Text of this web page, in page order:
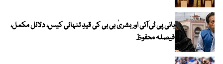
بانی پی ٹی آئی اور بشریٰ بی بی کی قیدِ تنہائی کیس، دلائل مکمل،
فیصلہ محفوظ